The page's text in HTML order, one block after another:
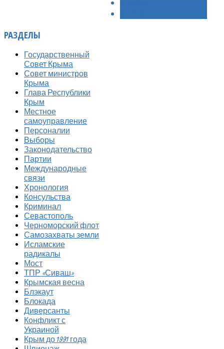
РАЗДЕЛЫ
Государственный
Совет Крыма
Совет министров
Крыма
Глава Республики
Крым
Местное
самоуправление
Персоналии
Выборы
Законодательство
Партии
Международные
связи
Хронология
Консульства
Криминал
Севастополь
Черноморский флот
Самозахваты земли
Исламские
радикалы
Мост
ТПР «Сиваш»
Крымская весна
Блэкаут
Блокада
Диверсанты
Конфликт с
Украиной
Крым до 1991 года